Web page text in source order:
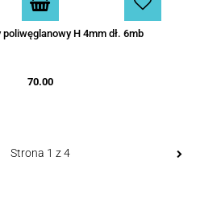
poliwęglanowy H 4mm dł. 6mb
70.00